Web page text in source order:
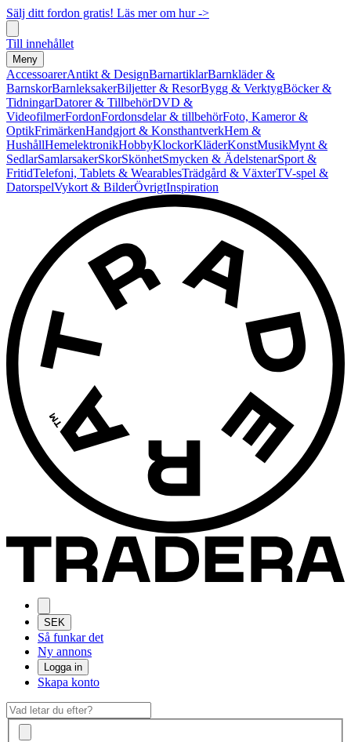
Sälj ditt fordon gratis! Läs mer om hur ->
Till innehållet
Meny
AccessoarerAntikt & DesignBarnartiklarBarnkläder &
BarnskorBarnleksakerBiljetter & ResorBygg & VerktygBöcker &
TidningarDatorer & TillbehörDVD &
VideofilmerFordonFordonsdelar & tillbehörFoto, Kameror &
OptikFrimärkenHandgjort & KonsthantverkHem &
HushållHemelektronikHobbyKlockorKläderKonstMusikMynt &
SedlarSamlarsakerSkorSkönhetSmycken & ÄdelstenarSport &
FritidTelefoni, Tablets & WearablesTrädgård & VäxterTV-spel &
DatorspelVykort & BilderÖvrigtInspiration
SEK
Så funkar det
Ny annons
Logga in
Skapa konto